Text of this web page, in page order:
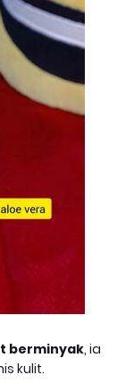
berminyak, ia
kulit.